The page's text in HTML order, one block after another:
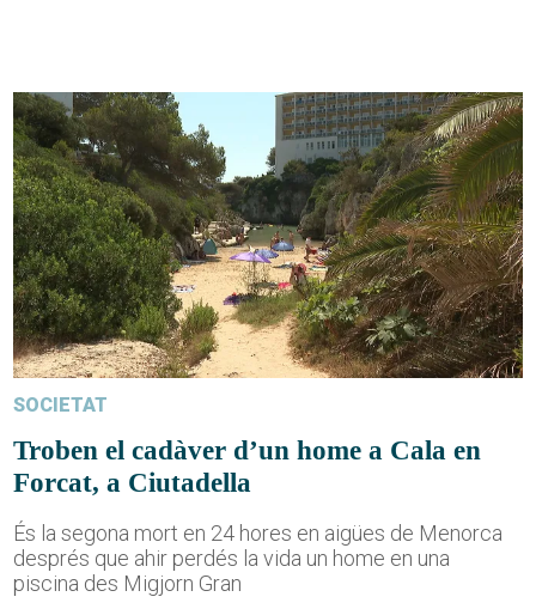
SOCIETAT
Troben el cadàver d’un home a Cala en
Forcat, a Ciutadella
És la segona mort en 24 hores en aigües de Menorca
després que ahir perdés la vida un home en una
piscina des Migjorn Gran